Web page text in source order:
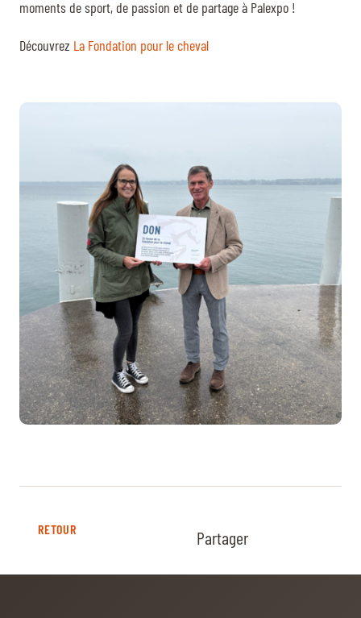
moments de sport, de passion et de partage à Palexpo !
Découvrez La Fondation pour le cheval
RETOUR Partager